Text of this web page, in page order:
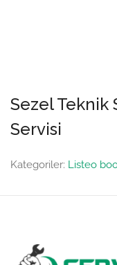
Sezel Teknik
Servisi
Kategoriler: Listeo